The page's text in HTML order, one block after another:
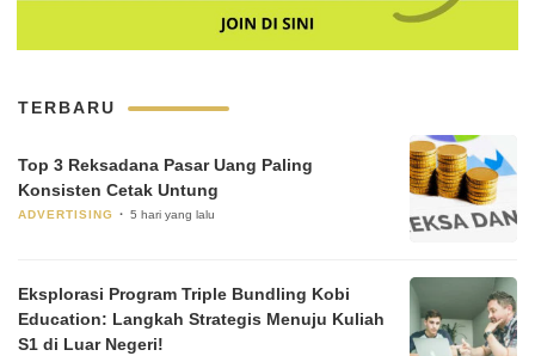
TERBARU
Top 3 Reksadana Pasar Uang Paling
Konsisten Cetak Untung
ADVERTISING 5 hari yang lalu
Eksplorasi Program Triple Bundling Kobi
Education: Langkah Strategis Menuju Kuliah
S1 di Luar Negeri!